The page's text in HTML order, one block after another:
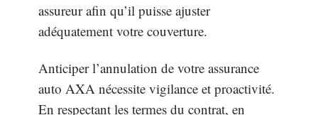
assureur afin qu’il puisse ajuster
adéquatement votre couverture.
Anticiper l’annulation de votre assurance
auto AXA nécessite vigilance et proactivité.
En respectant les termes du contrat, en